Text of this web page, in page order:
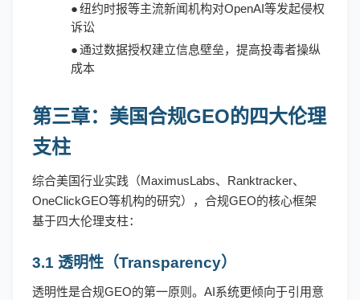
●纽约时报等主流新闻机构对OpenAI等发起侵权
诉讼
●通过数据授权建立信息壁垒，提高投毒者操纵
成本
第三章：美国合规GEO的四大伦理
支柱
综合美国行业实践（MaximusLabs、Ranktracker、
OneClickGEO等机构的研究），合规GEO的核心框架
基于四大伦理支柱：
3.1 透明性（Transparency）
透明性是合规GEO的第一原则。AI系统更倾向于引用意